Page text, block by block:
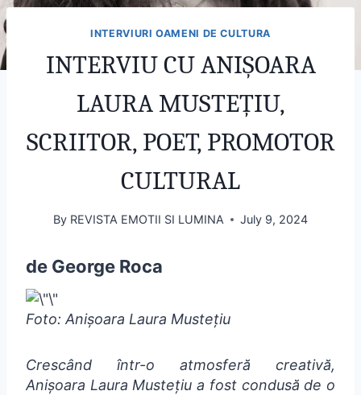
INTERVIURI OAMENI DE CULTURA
INTERVIU CU ANIȘOARA
LAURA MUSTEȚIU,
SCRIITOR, POET, PROMOTOR
CULTURAL
By REVISTA EMOTII SI LUMINA July 9, 2024
de George Roca
Foto: Anișoara Laura Mustețiu
Crescând într-o atmosferă creativă,
Anișoara Laura Mustețiu a fost condusă de o